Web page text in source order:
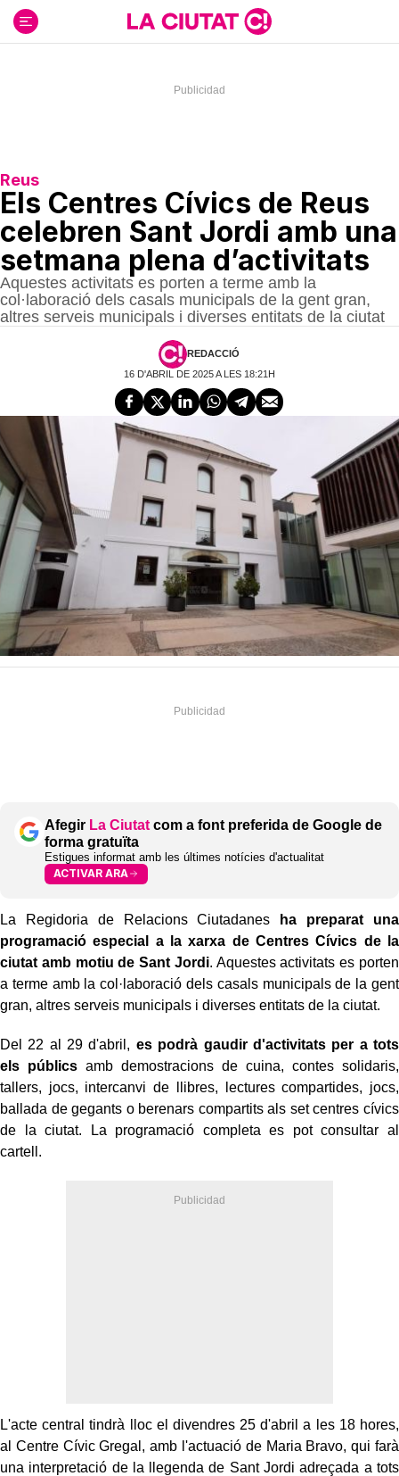
contenido
Reus
Els Centres Cívics de Reus
celebren Sant Jordi amb una
setmana plena d’activitats
Aquestes activitats es porten a terme amb la
col·laboració dels casals municipals de la gent gran,
altres serveis municipals i diverses entitats de la ciutat
REDACCIÓ
16 D'ABRIL DE 2025 A LES 18:21H
Afegir La Ciutat com a font preferida de Google de
forma gratuïta
Estigues informat amb les últimes notícies d'actualitat
ACTIVAR ARA
La Regidoria de Relacions Ciutadanes ha preparat una
programació especial a la xarxa de Centres Cívics de la
ciutat amb motiu de Sant Jordi. Aquestes activitats es porten
a terme amb la col·laboració dels casals municipals de la gent
gran, altres serveis municipals i diverses entitats de la ciutat.
Del 22 al 29 d'abril, es podrà gaudir d'activitats per a tots
els públics amb demostracions de cuina, contes solidaris,
tallers, jocs, intercanvi de llibres, lectures compartides, jocs,
ballada de gegants o berenars compartits als set centres cívics
de la ciutat. La programació completa es pot consultar al
cartell.
L'acte central tindrà lloc el divendres 25 d'abril a les 18 hores,
al Centre Cívic Gregal, amb l'actuació de Maria Bravo, qui farà
una interpretació de la llegenda de Sant Jordi adreçada a tots